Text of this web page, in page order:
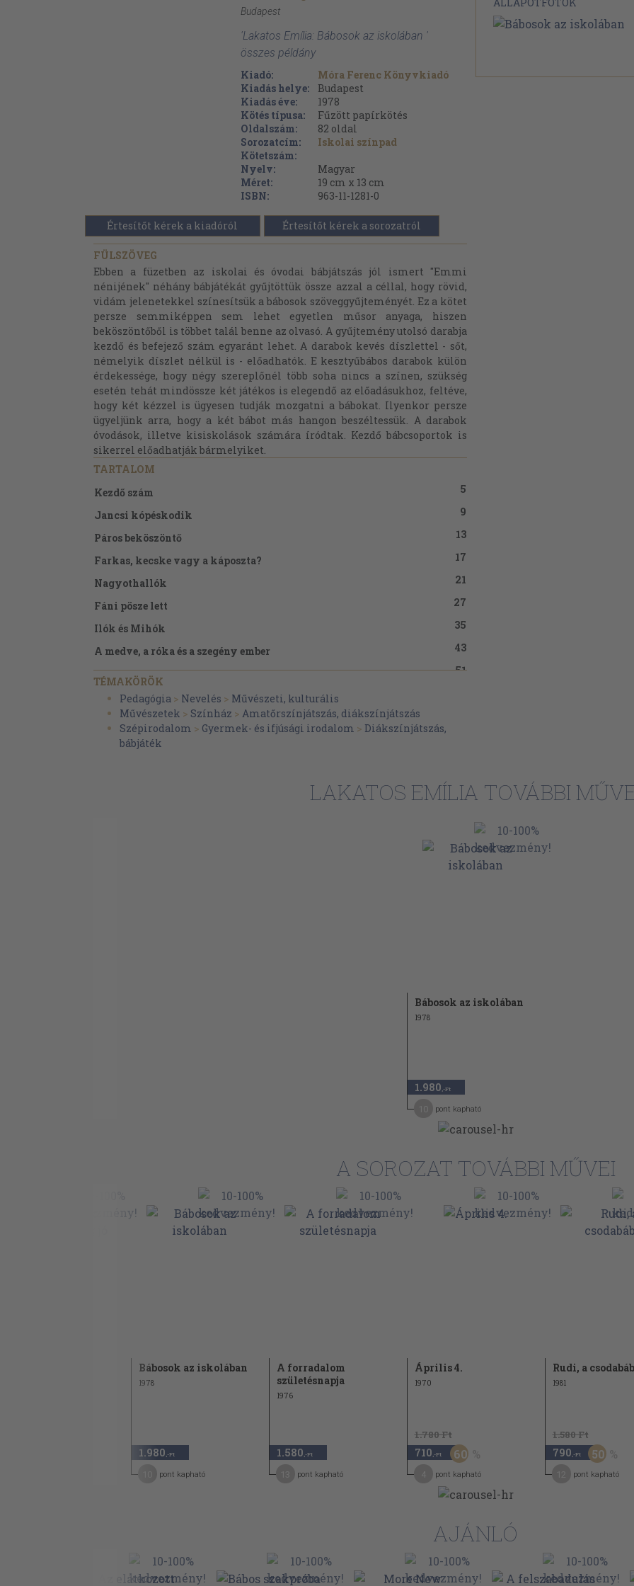
Budapest
'Lakatos Emília: Bábosok az iskolában '
összes példány
Kiadó:
Móra Ferenc Könyvkiadó
Kiadás helye:
Budapest
Kiadás éve:
1978
Kötés típusa:
Fűzött papírkötés
Oldalszám:
82 oldal
Sorozatcím:
Iskolai színpad
Kötetszám:
Nyelv:
Magyar
Méret:
19 cm x 13 cm
ISBN:
963-11-1281-0
Értesítőt kérek a kiadóról Értesítőt kérek a sorozatról
FÜLSZÖVEG
Ebben a füzetben az iskolai és óvodai bábjátszás jól ismert "Emmi
nénijének" néhány bábjátékát gyűjtöttük össze azzal a céllal, hogy rövid,
vidám jelenetekkel színesítsük a bábosok szöveggyűjteményét. Ez a kötet
persze semmiképpen sem lehet egyetlen műsor anyaga, hiszen
beköszöntőből is többet talál benne az olvasó. A gyűjtemény utolsó darabja
kezdő és befejező szám egyaránt lehet. A darabok kevés díszlettel - sőt,
némelyik díszlet nélkül is - előadhatók. E kesztyűbábos darabok külön
érdekessége, hogy négy szereplőnél több soha nincs a színen, szükség
esetén tehát mindössze két játékos is elegendő az előadásukhoz, feltéve,
hogy két kézzel is ügyesen tudják mozgatni a bábokat. Ilyenkor persze
ügyeljünk arra, hogy a két bábot más hangon beszéltessük. A darabok
óvodások, illetve kisiskolások számára íródtak. Kezdő bábcsoportok is
sikerrel előadhatják bármelyiket.
TARTALOM
Kezdő szám
5
Jancsi kópéskodik
9
Páros beköszöntő
13
Farkas, kecske vagy a káposzta?
17
Nagyothallók
21
Fáni pösze lett
27
Ilók és Mihók
35
A medve, a róka és a szegény ember
43
Okos Kati
51
A csillagszemű juhász
Fityfiritty, a bűvész
Bözsi és Dani a bábszínházban
TÉMAKÖRÖK
Pedagógia > Nevelés > Művészeti, kulturális
Művészetek > Színház > Amatőrszínjátszás, diákszínjátszás
Szépirodalom > Gyermek- és ifjúsági irodalom > Diákszínjátszás,
bábjáték
LAKATOS EMÍLIA TOVÁBBI
Bábosok az iskolában
1978
1.980 ,-Ft
pont kapható
A SOROZAT TOVÁBBI MŰVEI
Bábosok az iskolában
1978
1.980 ,-Ft
pont kapható
A forradalom
születésnapja
1976
1.580 ,-Ft
pont kapható
Április 4.
1970
1.780 Ft
710 ,-Ft 60
pont kapható
Rudi, a
1981
1.580 Ft
790 ,-Ft 50
pont kapható
AJÁNLÓ